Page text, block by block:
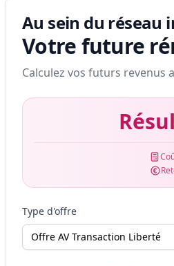
Au sein du réseau
Votre future
Calculez vos futurs revenus
Type d'offre